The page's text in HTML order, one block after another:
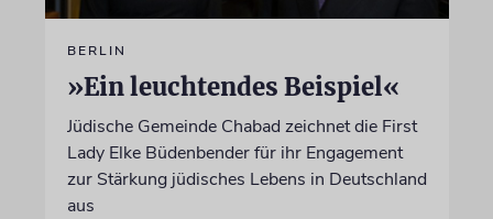
BERLIN
»Ein leuchtendes Beispiel«
Jüdische Gemeinde Chabad zeichnet die First
Lady Elke Büdenbender für ihr Engagement
zur Stärkung jüdisches Lebens in Deutschland
aus